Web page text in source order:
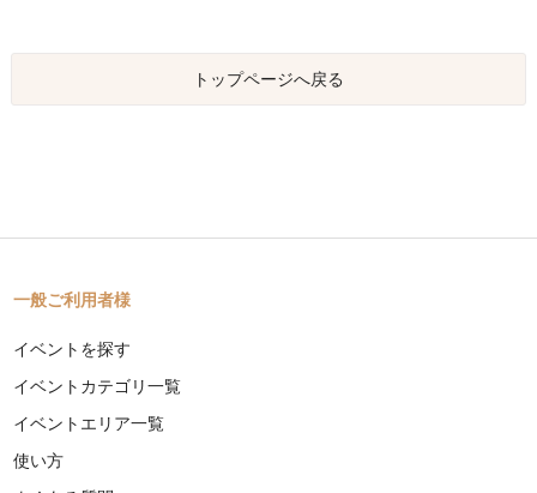
トップページへ戻る
一般ご利用者様
イベントを探す
イベントカテゴリ一覧
イベントエリア一覧
使い方